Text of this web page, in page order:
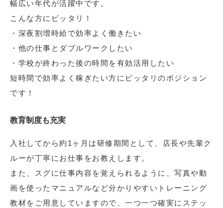
幅広い年代が活躍中です。
こんな方にピッタリ！
・深夜割増時給で効率よく働きたい
・他の仕事とダブルワークしたい
・学校が終わった後の時間を有効活用したい
短時間で効率よく稼ぎたい方にピッタリのポジション
です！
教育制度も充実
入社してから約1ヶ月は研修期間として、店長や先輩ク
ルーが丁寧にお仕事をお教えします。
また、スグに仕事内容を覚えられるように、写真や動
画を使ったマニュアルなど分かりやすいトレーニング
教材をご用意していますので、一つ一つ確実にステッ